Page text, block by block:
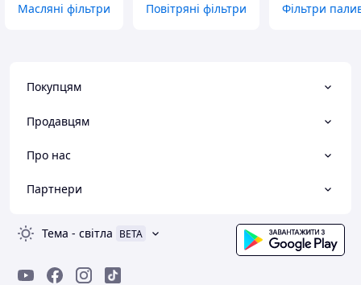
Масляні фільтри Повітряні фільтри Фільтри
Покупцям
Продавцям
Про нас
Партнери
Тема - світла BETA